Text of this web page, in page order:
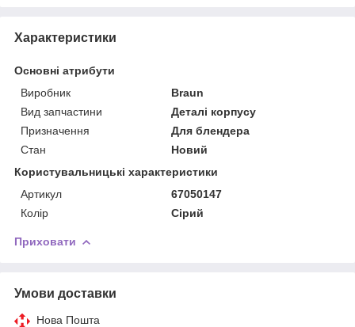
Характеристики
Основні атрибути
Виробник
Braun
Вид запчастини
Деталі корпусу
Призначення
Для блендера
Стан
Новий
Користувальницькі характеристики
Артикул
67050147
Колір
Сірий
Приховати
Умови доставки
Нова Пошта